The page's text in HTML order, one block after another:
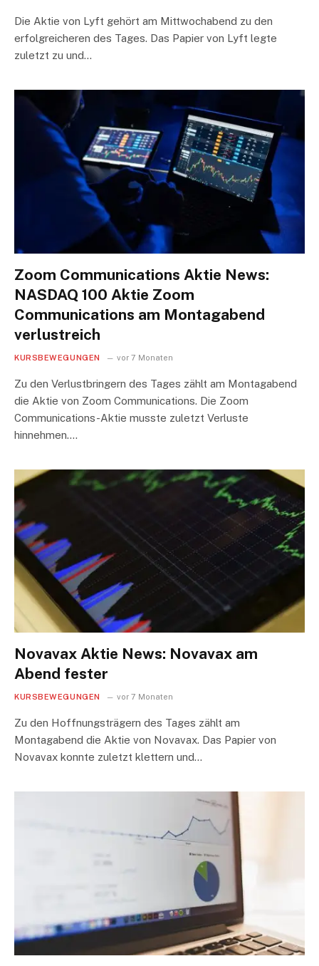
Die Aktie von Lyft gehört am Mittwochabend zu den
erfolgreicheren des Tages. Das Papier von Lyft legte
zuletzt zu und…
Zoom Communications Aktie News:
NASDAQ 100 Aktie Zoom
Communications am Montagabend
verlustreich
KURSBEWEGUNGEN vor 7 Monaten
Zu den Verlustbringern des Tages zählt am Montagabend
die Aktie von Zoom Communications. Die Zoom
Communications-Aktie musste zuletzt Verluste
hinnehmen.…
Novavax Aktie News: Novavax am
Abend fester
KURSBEWEGUNGEN vor 7 Monaten
Zu den Hoffnungsträgern des Tages zählt am
Montagabend die Aktie von Novavax. Das Papier von
Novavax konnte zuletzt klettern und…